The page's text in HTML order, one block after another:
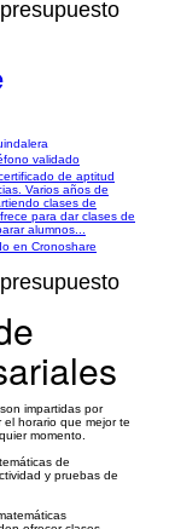
validado
de aptitud
Varios años de
clases de
para dar clases de
alumnos...
en Cronoshare
son impartidas por
horario que mejor te
momento.
de
y pruebas de